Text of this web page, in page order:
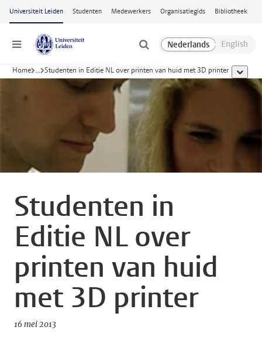
Ga naar hoofdinhoud
Universiteit Leiden Studenten Medewerkers Organisatiegids Bibliotheek
Menu
Home ... Studenten in Editie NL over printen van huid met 3D printer toon
Studenten in
Editie NL over
printen van huid
met 3D printer
16 mei 2013